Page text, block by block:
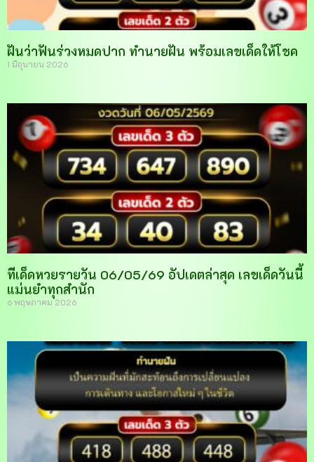
ฝันว่าฟันร่วงหมดปาก ทำนายฝัน พร้อมเลขเด็ดให้โชค
1 มิถุนายน 2026
ทีเด็ดหวยรายวัน 06/05/69 อัปเดตล่าสุด เลขเด็ดวันนี้
แม่นยำทุกสำนัก
6 พฤษภาคม 2026